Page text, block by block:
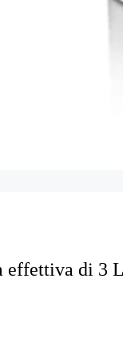
effettiva di 3